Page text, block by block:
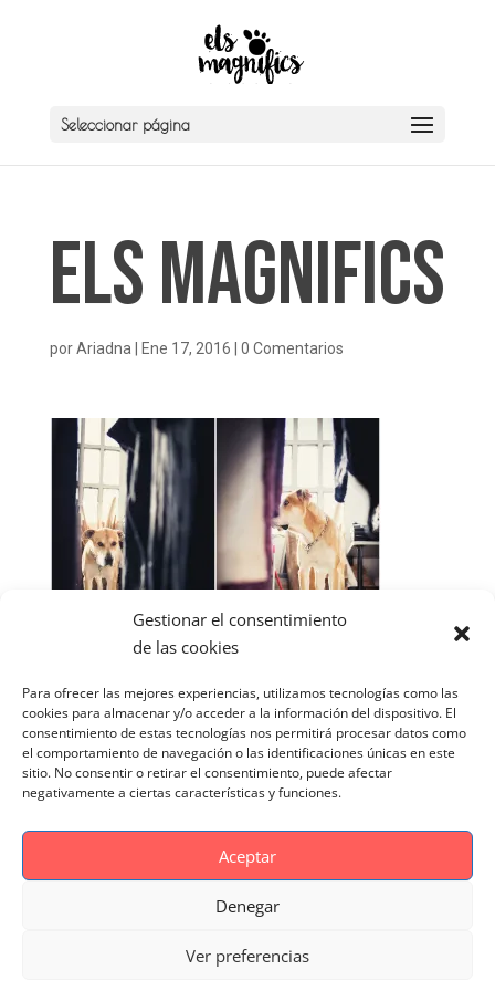
Gestionar el consentimiento
de las cookies
Para ofrecer las mejores experiencias, utilizamos tecnologías como las
cookies para almacenar y/o acceder a la información del dispositivo. El
consentimiento de estas tecnologías nos permitirá procesar datos como
el comportamiento de navegación o las identificaciones únicas en este
sitio. No consentir o retirar el consentimiento, puede afectar
negativamente a ciertas características y funciones.
Aceptar
Denegar
Ver preferencias
Seleccionar página
Els Magnifics
porAriadna Ene 17, 2016 0 Comentarios
Politica de Privacidad
Reportaje Magnific